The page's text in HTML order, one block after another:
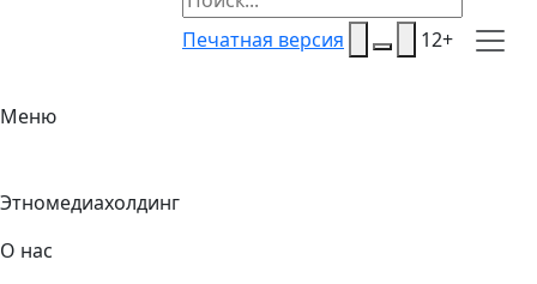
Печатная версия 12+
Меню
Этномедиахолдинг
О нас